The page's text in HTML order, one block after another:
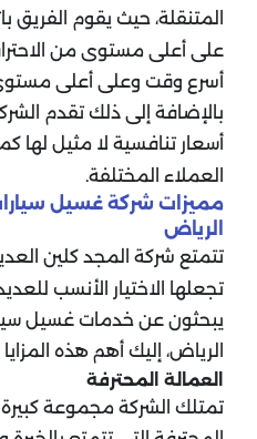
المتنقلة، حيث يقوم الفريق
على أعلى مستوى من
أسرع وقت وعلى أعلى
بالإضافة إلى ذلك تقدم
أسعار تنافسية لا مثيل لها
العملاء المختلفة.
مميزات شركة غسيل
الرياض
تتمتع شركة المجد كلين
تجعلها الاختيار الأنسب
يبحثون عن خدمات غسيل
الرياض، إليك أهم هذه
العمالة المحترفة
تمتلك الشركة مجموعة كبيرة